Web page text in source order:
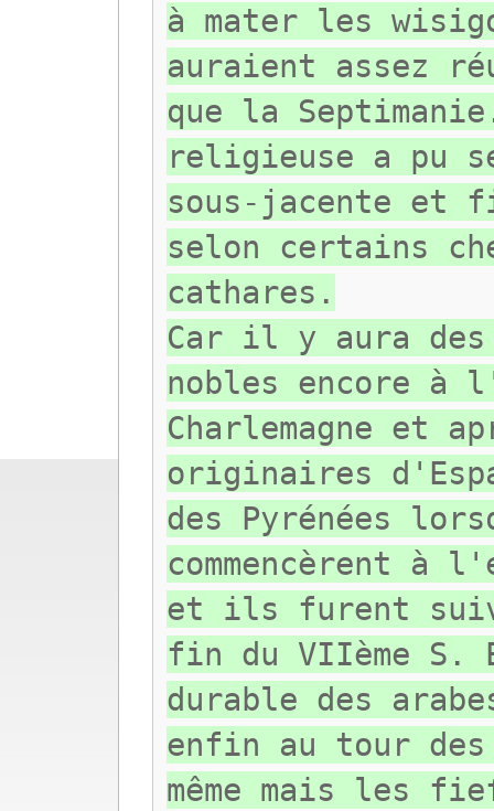
à mater les
auraient assez
que la
religieuse a pu
sous-jacente et
selon certains
cathares.
Car il y aura
nobles encore à
Charlemagne et
originaires
des Pyrénées
commencèrent à
et ils furent
fin du VIIème
durable des
enfin au tour
même mais les